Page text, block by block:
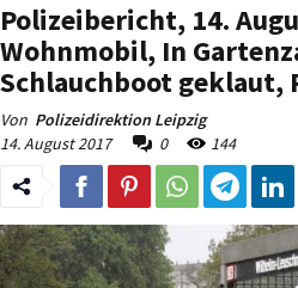
Polizeibericht, 14.
Wohnmobil, In
Schlauchboot geklaut,
Von Polizeidirektion Leipzig
14. August 2017
0 144